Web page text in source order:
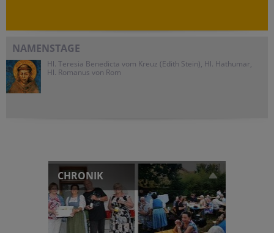
NAMENSTAGE
Hl. Teresia Benedicta vom Kreuz (Edith Stein), Hl. Hathumar,
Hl. Romanus von Rom
CHRONIK